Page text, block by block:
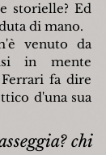
storielle? Ed
di mano.
venuto da
in mente
fa dire
d'una sua
chi